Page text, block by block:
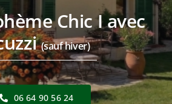
Chic I avec
(sauf hiver)
06 64 90 56 24